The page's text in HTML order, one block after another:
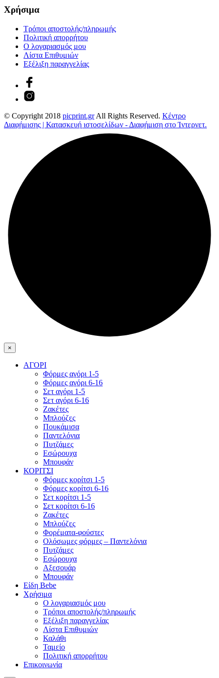
Χρήσιμα
Τρόποι αποστολής/πληρωμής
Πολιτική απορρήτου
Ο λογαριασμός μου
Λίστα Επιθυμιών
Εξέλιξη παραγγελίας
© Copyright 2018 picprint.grAll Rights Reserved. Κέντρο
Διαφήμισης | Κατασκευή ιστοσελίδων - Διαφήμιση στο Ίντερνετ.
×
ΑΓΟΡΙ
Φόρμες αγόρι 1-5
Φόρμες αγόρι 6-16
Σετ αγόρι 1-5
Σετ αγόρι 6-16
Ζακέτες
Μπλούζες
Πουκάμισα
Παντελόνια
Πυτζάμες
Εσώρουχα
Μπουφάν
ΚΟΡΙΤΣΙ
Φόρμες κορίτσι 1-5
Φόρμες κορίτσι 6-16
Σετ κορίτσι 1-5
Σετ κορίτσι 6-16
Ζακέτες
Μπλούζες
Φορέματα-φούστες
Ολόσωμες φόρμες – Παντελόνια
Πυτζάμες
Εσώρουχα
Αξεσουάρ
Μπουφάν
Είδη Bebe
Χρήσιμα
Ο λογαριασμός μου
Τρόποι αποστολής/πληρωμής
Εξέλιξη παραγγελίας
Λίστα Επιθυμιών
Καλάθι
Ταμείο
Πολιτική απορρήτου
Επικοινωνία